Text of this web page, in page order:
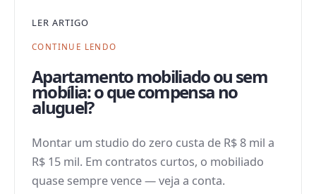
LER ARTIGO
CONTINUE LENDO
Apartamento mobiliado ou sem
mobília: o que compensa no
aluguel?
Montar um studio do zero custa de R$ 8 mil a
R$ 15 mil. Em contratos curtos, o mobiliado
quase sempre vence — veja a conta.